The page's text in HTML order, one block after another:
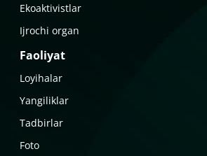
Ekoaktivistlar
Ijrochi organ
Faoliyat
Loyihalar
Yangiliklar
Tadbirlar
Foto